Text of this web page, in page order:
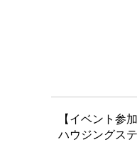
【イベント参
ハウジングス